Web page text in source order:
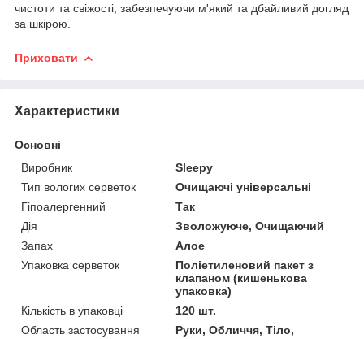
чистоти та свіжості, забезпечуючи м'який та дбайливий догляд
за шкірою.
Приховати
Характеристики
Основні
Виробник
Sleepy
Тип вологих серветок
Очищаючі універсальні
Гіпоалергенний
Так
Дія
Зволожуюче, Очищаючий
Запах
Алое
Упаковка серветок
Поліетиленовий пакет з
клапаном (кишенькова
упаковка)
Кількість в упаковці
120 шт.
Область застосування
Руки, Обличчя, Тіло,